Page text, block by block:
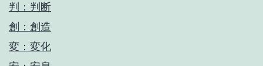
判：判断
創：創造
変：変化